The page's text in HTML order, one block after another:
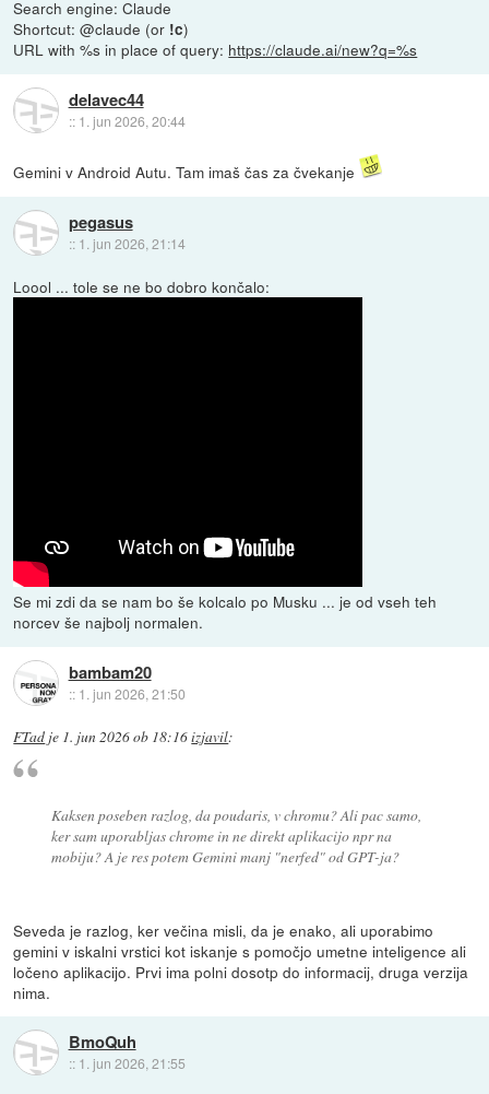
Search engine: Claude
Shortcut: @claude (or !c)
URL with %s in place of query: https://claude.ai/new?q=%s
delavec44
:: 1. jun 2026, 20:44
Gemini v Android Autu. Tam imaš čas za čvekanje
pegasus
:: 1. jun 2026, 21:14
Loool ... tole se ne bo dobro končalo:
Se mi zdi da se nam bo še kolcalo po Musku ... je od vseh teh
norcev še najbolj normalen.
bambam20
:: 1. jun 2026, 21:50
FTad je 1. jun 2026 ob 18:16izjavil:
Kaksen poseben razlog, da poudaris, v chromu? Ali pac samo,
ker sam uporabljas chrome in ne direkt aplikacijo npr na
mobiju? A je res potem Gemini manj "nerfed" od GPT-ja?
Seveda je razlog, ker večina misli, da je enako, ali uporabimo
gemini v iskalni vrstici kot iskanje s pomočjo umetne inteligence ali
ločeno aplikacijo. Prvi ima polni dosotp do informacij, druga verzija
nima.
BmoQuh
:: 1. jun 2026, 21:55